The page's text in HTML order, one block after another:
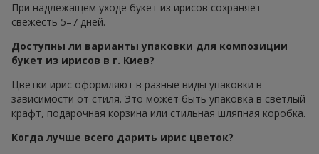
При надлежащем уходе букет из ирисов сохраняет
свежесть 5–7 дней.
Доступны ли варианты упаковки для композиции
букет из ирисов в г. Киев?
Цветки ирис оформляют в разные виды упаковки в
зависимости от стиля. Это может быть упаковка в светлый
крафт, подарочная корзина или стильная шляпная коробка.
Когда лучше всего дарить ирис цветок?